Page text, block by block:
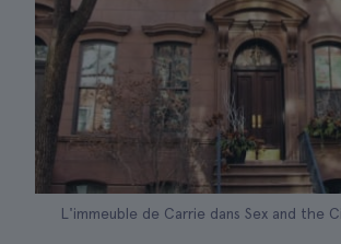
L'immeuble de Carrie dans Sex and the